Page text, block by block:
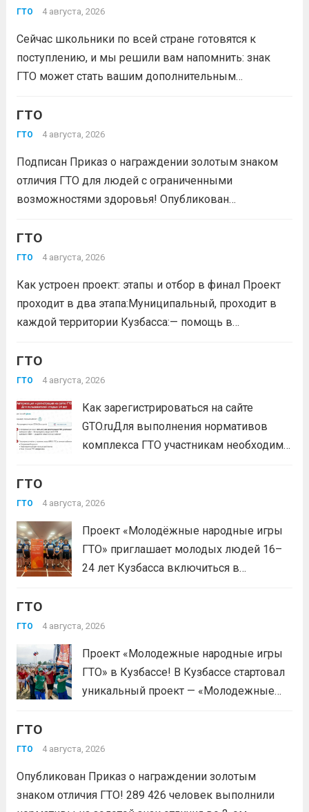
победители муниципального этапа проектной
Кузбасса.Состав команды 6 человек, 3 участника
из...Читать дальше
ГТО 4 августа, 2026
Сейчас школьники по всей стране готовятся к
поступлению, и мы решили вам напомнить: знак
ГТО может стать вашим дополнительным
Многие университеты начисляют абитуриентам
баллы за индивидуальные достижения — и знак
ГТО
ГТО 4 августа, 2026
Подписан Приказ о награждении золотым знаком
отличия ГТО для людей с ограниченными
возможностями здоровья! Опубликован
Российской Федерации № 229 НГ от 22 июля 2026
года. Документ утверждает список граждан,
Всероссийского физкультурно-спортивного
комплекса...Читать дальше
ГТО
ГТО 4 августа, 2026
Как устроен проект: этапы и отбор в финал Проект
проходит в два этапа:Муниципальный, проходит в
каждой территории Кузбасса:— помощь в
класс по правильной технике выполнения
нормативов комплекса ГТО;— тренировочные
Читать дальше
ГТО
ГТО 4 августа, 2026
Как зарегистрироваться на сайте
GTO.ruДля выполнения нормативов
комплекса ГТО участникам необходимо
выбери своё муниципальное
приходи на площадку. Возьми
документ, удостоверяющий личность,
удобную спортивную форму и воду. На
ГТО
ГТО 4 августа, 2026
Проект «Молодёжные народные игры
ГТО» приглашает молодых людей 16–
24 лет Кузбасса включиться в
муниципальных и регионального
нормативы комплекса ГТО сочетаются
с народными играми, силовыми шоу и
инновационными надувными
ГТО
ГТО 4 августа, 2026
Проект «Молодежные народные игры
ГТО» в Кузбассе! В Кузбассе стартовал
уникальный проект — «Молодежные
молодежных проектов среди
1сезон»! Проект направлен на
популяризацию Всероссийского
ГТО
ГТО 4 августа, 2026
Опубликован Приказ о награждении золотым
знаком отличия ГТО! 289 426 человек выполнили